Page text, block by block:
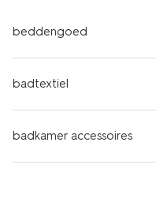
beddengoed
badtextiel
badkamer accessoires